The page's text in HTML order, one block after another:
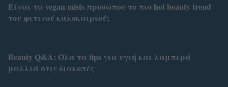
Είναι τα vegan mists προσώπου το πιο hot beauty trend
του φετινού καλοκαιριού;
Beauty Q&A: Όλα τα tips για υγιή και λαμπερά
μαλλιά στις διακοπές